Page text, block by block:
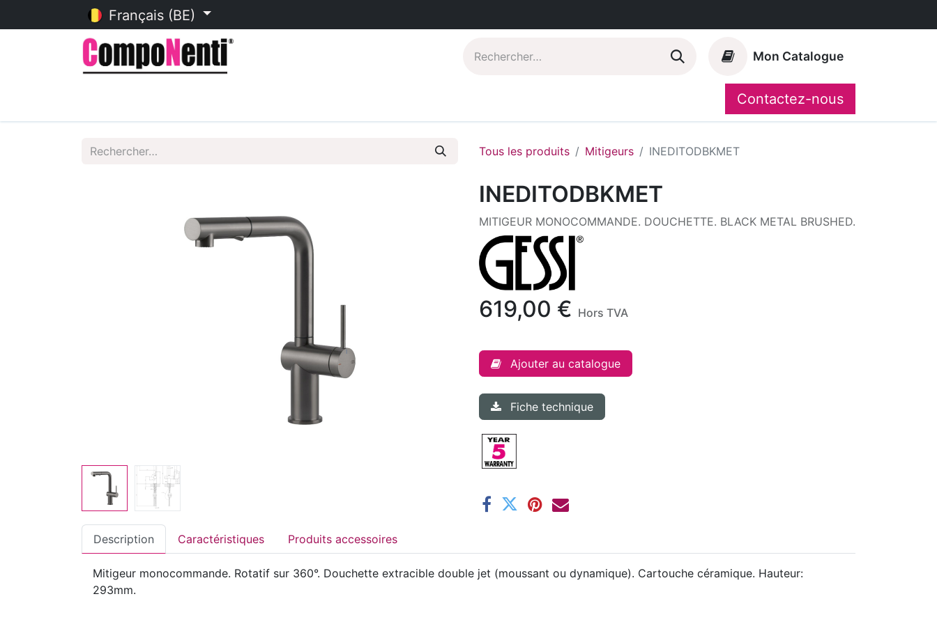
Français (BE)
Mon Catalogue
CompoShop
Contactez-nous
Tous les produits Mitigeurs INEDITODBKMET
INEDITODBKMET
MITIGEUR MONOCOMMANDE. DOUCHETTE. BLACK METAL BRUSHED.
619,00 € Hors TVA
Ajouter au catalogue
Fiche technique
Description Caractéristiques Produits accessoires
Mitigeur monocommande. Rotatif sur 360°. Douchette extracible double jet (moussant ou dynamique). Cartouche céramique. Hauteur:
293mm.